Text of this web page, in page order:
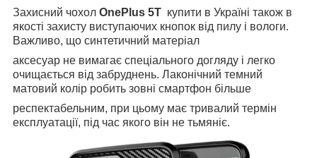
Захисний чохол OnePlus 5T купити в Україні також в
якості захисту виступаючих кнопок від пилу і вологи.
Важливо, що синтетичний матеріал
аксесуар не вимагає спеціального догляду і легко
очищається від забруднень. Лаконічний темний
матовий колір робить зовні смартфон більше
респектабельним, при цьому має тривалий термін
експлуатації, під час якого він не тьмяніє.